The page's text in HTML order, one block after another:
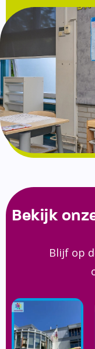
Bekijk
Blijf op